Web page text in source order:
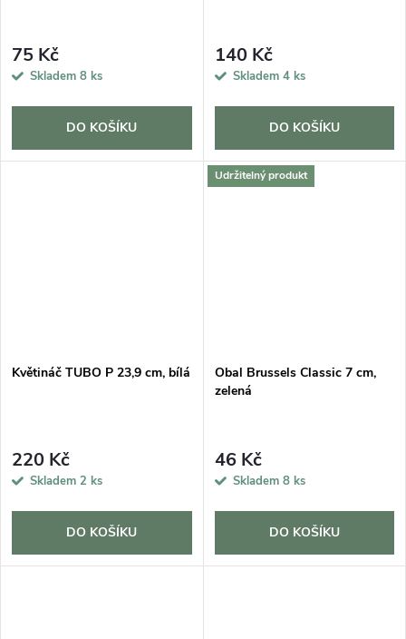
75 Kč
Skladem 8 ks
DO KOŠÍKU
140 Kč
Skladem 4 ks
DO KOŠÍKU
Květináč TUBO P 23,9 cm, bílá
220 Kč
Skladem 2 ks
DO KOŠÍKU
Udržitelný produkt
Obal Brussels Classic 7 cm,
zelená
46 Kč
Skladem 8 ks
DO KOŠÍKU